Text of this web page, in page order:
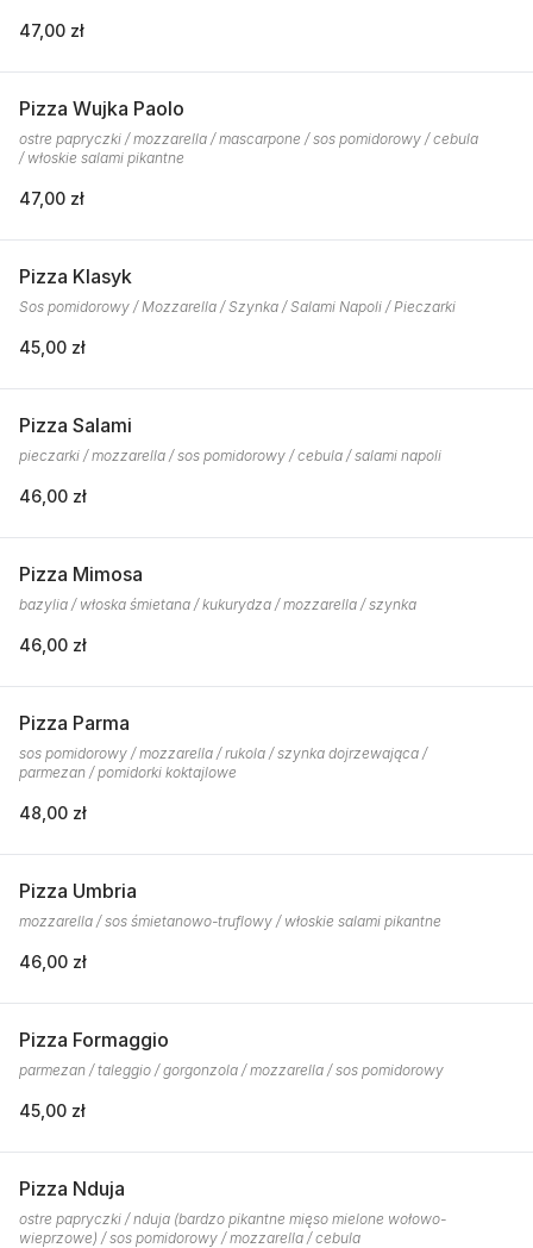
47,00 zł
Pizza Wujka Paolo
ostre papryczki / mozzarella / mascarpone / sos pomidorowy / cebula
/ włoskie salami pikantne
47,00 zł
Pizza Klasyk
Sos pomidorowy / Mozzarella / Szynka / Salami Napoli / Pieczarki
45,00 zł
Pizza Salami
pieczarki / mozzarella / sos pomidorowy / cebula / salami napoli
46,00 zł
Pizza Mimosa
bazylia / włoska śmietana / kukurydza / mozzarella / szynka
46,00 zł
Pizza Parma
sos pomidorowy / mozzarella / rukola / szynka dojrzewająca /
parmezan / pomidorki koktajlowe
48,00 zł
Pizza Umbria
mozzarella / sos śmietanowo-truflowy / włoskie salami pikantne
46,00 zł
Pizza Formaggio
parmezan / taleggio / gorgonzola / mozzarella / sos pomidorowy
45,00 zł
Pizza Nduja
ostre papryczki / nduja (bardzo pikantne mięso mielone wołowo-
wieprzowe) / sos pomidorowy / mozzarella / cebula